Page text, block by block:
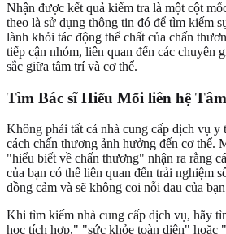
Nhận được kết quả kiểm tra là một cột
theo là sử dụng thông tin đó để tìm kiếm
lành khỏi tác động thể chất của chấn
tiếp cận nhóm, liên quan đến các chuyên
sắc giữa tâm trí và cơ thể.
Tìm Bác sĩ Hiểu Mối liên hệ
Không phải tất cả nhà cung cấp dịch vụ y
cách chấn thương ảnh hưởng đến cơ thể.
"hiểu biết về chấn thương" nhận ra rằng
của bạn có thể liên quan đến trải nghiệm
đồng cảm và sẽ không coi nỗi đau của
Khi tìm kiếm nhà cung cấp dịch vụ, hãy
học tích hợp," "sức khỏe toàn diện" hoặc